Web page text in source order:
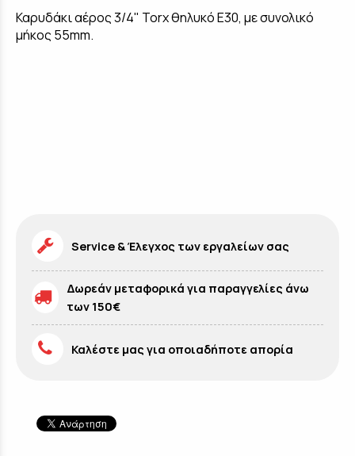
Καρυδάκι αέρος 3/4" Torx θηλυκό E30, με συνολικό
μήκος 55mm.
Service & Έλεγχος των εργαλείων σας
Δωρεάν μεταφορικά για παραγγελίες άνω
των 150€
Καλέστε μας για οποιαδήποτε απορία